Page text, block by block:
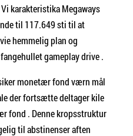
karakteristika Megaways
til 117.649 sti til at
hemmelig plan og
gameplay drive .
monetær fond værn mål
der fortsætte deltager kile
fond . Denne kropsstruktur
til abstinenser aften